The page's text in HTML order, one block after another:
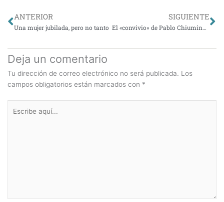
Ant
ANTERIOR
Una mujer jubilada, pero no tanto
SIGUIENTE
El «convivio» de Pablo Chiuminatto
Deja un comentario
Tu dirección de correo electrónico no será publicada. Los
campos obligatorios están marcados con *
aquí...